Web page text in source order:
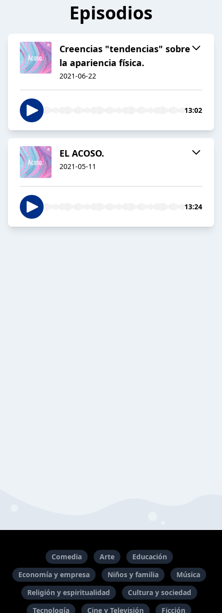
Episodios
Creencias "tendencias" sobre
la apariencia física.
2021-06-22
13:02
EL ACOSO.
2021-05-11
13:24
Comedia Arte
Educación
Economía y empresa
Niños y familia
Música
Religión y espiritualidad
Cultura y sociedad
Tecnología
Cine y Televisión Ficción